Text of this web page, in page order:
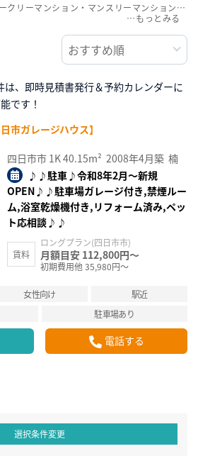
は、即時見積書発行＆予約カレンダーに
です！
市ガレージハウス】
四日市市 1K40.15m² 2008年4月築 楠
♪♪駐車♪令和8年2月～新規
OPEN♪♪駐車場ガレージ付き,禁煙ルー
ム,浴室乾燥機付き,リフォーム済み,ペッ
ト応相談♪♪
賃料
ロングプラン(四日市市)
月額目安 112,800円～
初期費用他 35,980円～
女性向け
駅近
駐車場あり
電話する
楠駅/風呂･トイレ別のウィークリーマンション・マンスリーマンション賃貸物件一覧を掲載中。敷金・礼金無料、家具・家電付をご紹介。こだわり条件での絞込みも簡単！
…
選択条件変更